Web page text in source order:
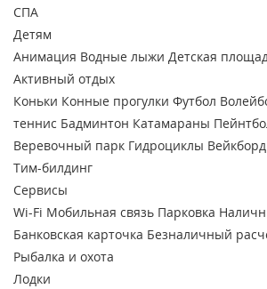
СПА
Детям
Анимация Водные лыжи Детская
Активный отдых
Коньки Конные прогулки Футбол
теннис Бадминтон Катамараны
Веревочный парк Гидроциклы Вейкборд
Тим-билдинг
Сервисы
Wi-Fi Мобильная связь Парковка
Банковская карточка Безналичный
Рыбалка и охота
Лодки